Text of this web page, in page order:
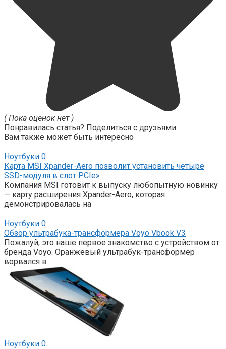
( Пока оценок нет )
Понравилась статья? Поделиться с друзьями:
Вам также может быть интересно
Ноутбуки 0
Карта MSI Xpander-Aero позволит установить четыре
SSD-модуля в слот PCIe»
Компания MSI готовит к выпуску любопытную новинку
— карту расширения Xpander-Aero, которая
демонстрировалась на
Ноутбуки 0
Обзор ультрабука-трансформера Voyo Vbook V3
Пожалуй, это наше первое знакомство с устройством от
бренда Voyo. Оранжевый ультрабук-трансформер
ворвался в
Ноутбуки 0